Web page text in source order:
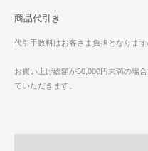
商品代引き
代引手数料はお客さま負担となります
お買い上げ総額が30,000円未満の場
ていただきます。